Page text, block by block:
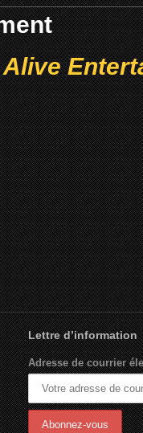
Alive
Lettre d’information
Adresse de courrier